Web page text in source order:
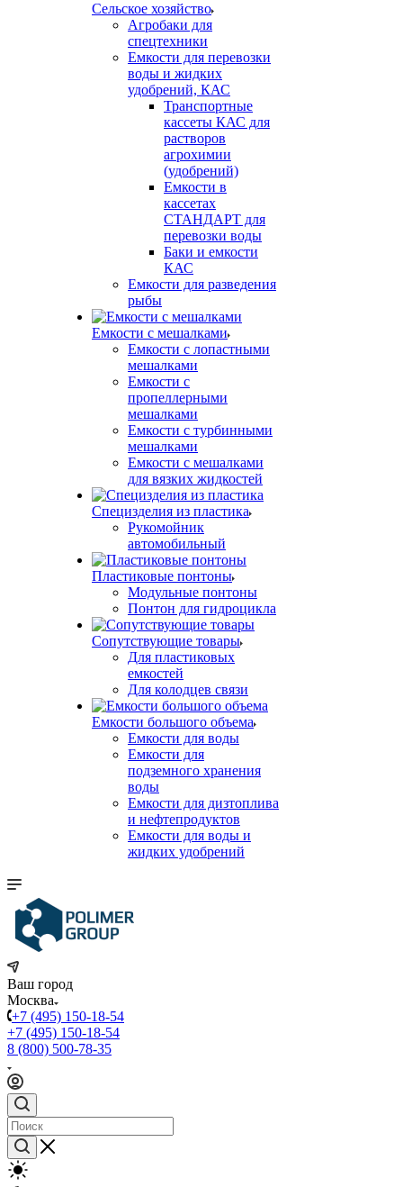
Сельское хозяйство
Агробаки для
спецтехники
Емкости для перевозки
воды и жидких
удобрений, КАС
Транспортные
кассеты КАС для
растворов
агрохимии
(удобрений)
Емкости в
кассетах
СТАНДАРТ для
перевозки воды
Баки и емкости
КАС
Емкости для разведения
рыбы
Емкости с мешалками
Емкости с лопастными
мешалками
Емкости с
пропеллерными
мешалками
Емкости с турбинными
мешалками
Емкости с мешалками
для вязких жидкостей
Специзделия из пластика
Рукомойник
автомобильный
Пластиковые понтоны
Модульные понтоны
Понтон для гидроцикла
Сопутствующие товары
Для пластиковых
емкостей
Для колодцев связи
Емкости большого объема
Емкости для воды
Емкости для
подземного хранения
воды
Емкости для дизтоплива
и нефтепродуктов
Емкости для воды и
жидких удобрений
Ваш город
Москва
+7 (495) 150-18-54
+7 (495) 150-18-54
8 (800) 500-78-35